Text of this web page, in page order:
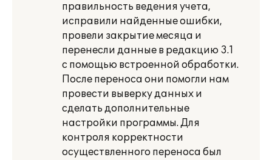
правильность ведения учета,
исправили найденные ошибки,
провели закрытие месяца и
перенесли данные в редакцию 3.1
с помощью встроенной обработки.
После переноса они помогли нам
провести выверку данных и
сделать дополнительные
настройки программы. Для
контроля корректности
осуществленного переноса был